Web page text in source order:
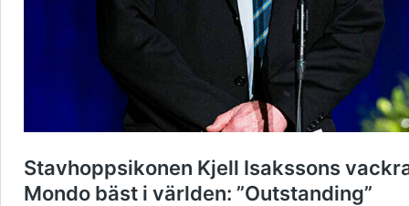
Stavhoppsikonen Kjell Isakssons
Mondo bäst i världen: ”Outstanding”